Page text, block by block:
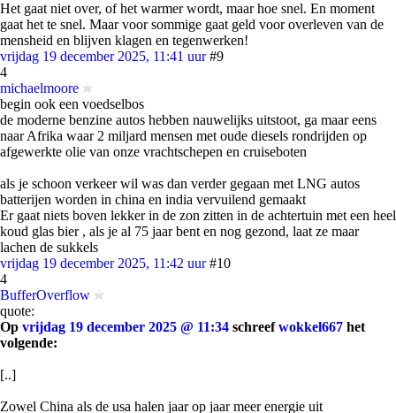
Het gaat niet over, of het warmer wordt, maar hoe snel. En moment
gaat het te snel. Maar voor sommige gaat geld voor overleven van de
mensheid en blijven klagen en tegenwerken!
vrijdag 19 december 2025, 11:41 uur #9
4
michaelmoore
begin ook een voedselbos
de moderne benzine autos hebben nauwelijks uitstoot, ga maar eens
naar Afrika waar 2 miljard mensen met oude diesels rondrijden op
afgewerkte olie van onze vrachtschepen en cruiseboten
als je schoon verkeer wil was dan verder gegaan met LNG autos
batterijen worden in china en india vervuilend gemaakt
Er gaat niets boven lekker in de zon zitten in de achtertuin met een heel
koud glas bier , als je al 75 jaar bent en nog gezond, laat ze maar
lachen de sukkels
vrijdag 19 december 2025, 11:42 uur #10
4
BufferOverflow
quote:
Op vrijdag 19 december 2025 @ 11:34 schreefwokkel667 het
volgende:
[..]
Zowel China als de usa halen jaar op jaar meer energie uit